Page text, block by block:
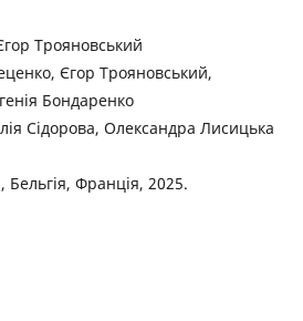
Трояновський
Єгор Трояновський,
Бондаренко
Сідорова, Олександра Лисицька
Франція, 2025.